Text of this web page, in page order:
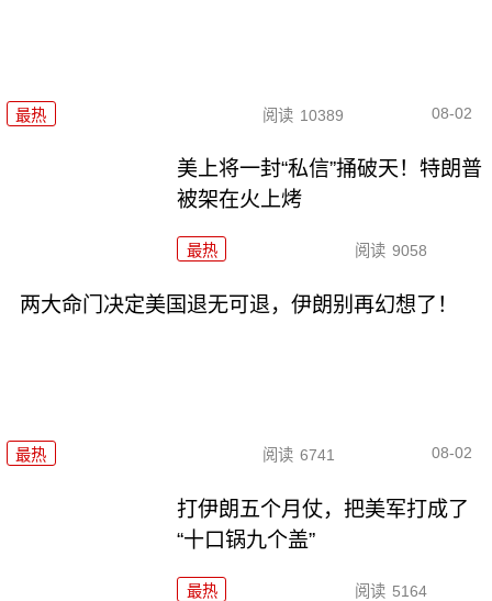
最热 阅读 10389 08-02
美上将一封“私信”捅破天！特朗普
被架在火上烤
最热 阅读 9058
两大命门决定美国退无可退，伊朗别再幻想了！
最热 阅读 6741 08-02
打伊朗五个月仗，把美军打成了
“十口锅九个盖”
最热 阅读 5164